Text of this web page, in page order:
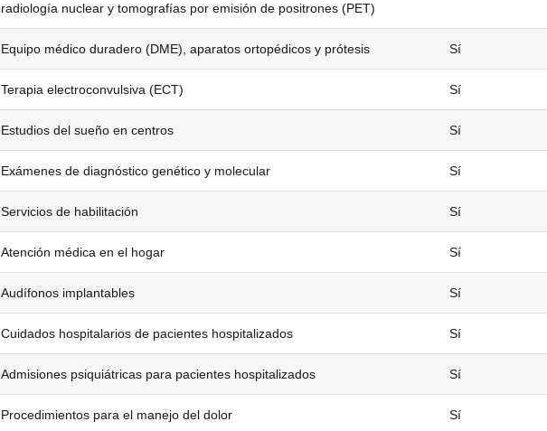
radiología nuclear y tomografías por emisión de positrones (PET)
Equipo médico duradero (DME), aparatos ortopédicos y prótesis Sí
Terapia electroconvulsiva (ECT) Sí
Estudios del sueño en centros Sí
Exámenes de diagnóstico genético y molecular Sí
Servicios de habilitación Sí
Atención médica en el hogar Sí
Audífonos implantables Sí
Cuidados hospitalarios de pacientes hospitalizados Sí
Admisiones psiquiátricas para pacientes hospitalizados Sí
Procedimientos para el manejo del dolor Sí